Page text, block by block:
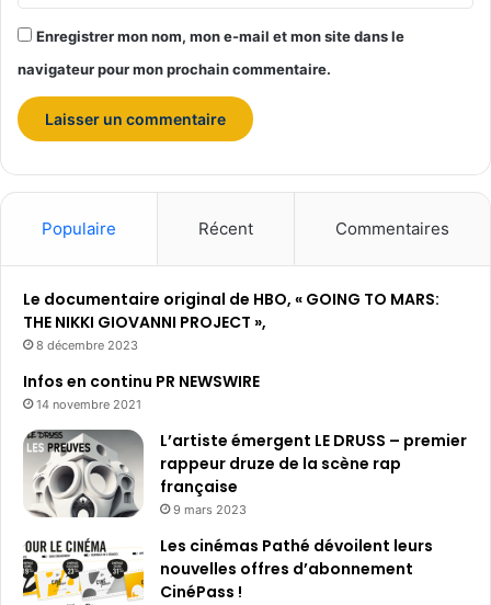
Enregistrer mon nom, mon e-mail et mon site dans le
navigateur pour mon prochain commentaire.
Populaire Récent Commentaires
Le documentaire original de HBO, « GOING TO MARS:
THE NIKKI GIOVANNI PROJECT »,
8 décembre 2023
Infos en continu PR NEWSWIRE
14 novembre 2021
L’artiste émergent LE DRUSS – premier
rappeur druze de la scène rap
française
9 mars 2023
Les cinémas Pathé dévoilent leurs
nouvelles offres d’abonnement
CinéPass !